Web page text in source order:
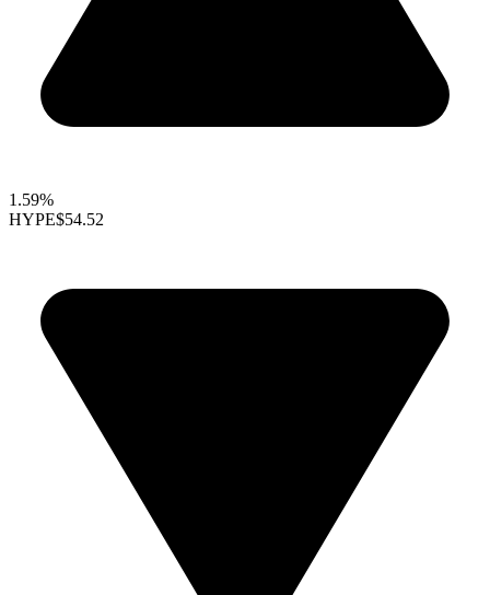
1.59%
HYPE$54.52